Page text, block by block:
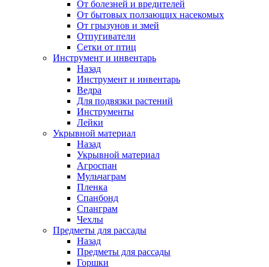
От болезней и вредителей
От бытовых ползающих насекомых
От грызунов и змей
Отпугиватели
Сетки от птиц
Инструмент и инвентарь
Назад
Инструмент и инвентарь
Ведра
Для подвязки растений
Инструменты
Лейки
Укрывной материал
Назад
Укрывной материал
Агроспан
Мульчаграм
Пленка
Спанбонд
Спанграм
Чехлы
Предметы для рассады
Назад
Предметы для рассады
Горшки